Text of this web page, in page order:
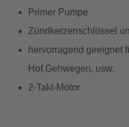
Primer Pumpe
Zündkerzenschlüssel
hervorragend geeignet
Hof,Gehwegen, usw.
2-Takt-Motor